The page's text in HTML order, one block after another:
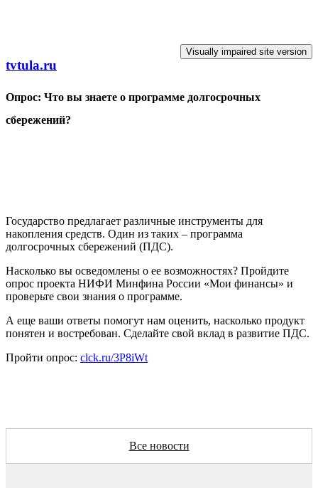
tvtula.ru
Опрос: Что вы знаете о программе долгосрочных
сбережений?
Государство предлагает различные инструменты для
накопления средств. Один из таких – программа
долгосрочных сбережений (ПДС).
Насколько вы осведомлены о ее возможностях? Пройдите
опрос проекта НИФИ Минфина России «Мои финансы» и
проверьте свои знания о программе.
А еще ваши ответы помогут нам оценить, насколько продукт
понятен и востребован. Сделайте свой вклад в развитие ПДС.
Пройти опрос: clck.ru/3P8iWt
Все новости